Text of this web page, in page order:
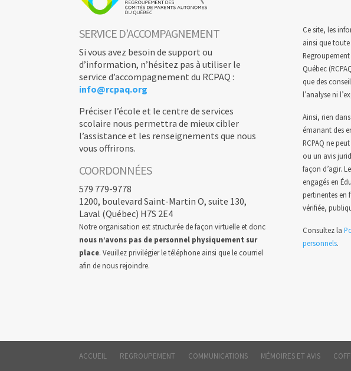
SERVICE D’ACCOMPAGNEMENT
Si vous avez besoin de support ou
d’information, n’hésitez pas à utiliser le
service d’accompagnement du RCPAQ :
info@rcpaq.org
Préciser l’école et le centre de services
scolaire nous permettra de mieux cibler
l’assistance et les renseignements que nous
vous offrirons.
COORDONNÉES
579 779-9778
1200, boulevard Saint-Martin O, suite 130,
Laval (Québec) H7S 2E4
Notre organisation est structurée de façon virtuelle et donc
nous n’avons pas de personnel physiquement sur
place. Veuillez privilégier le téléphone ainsi que le courriel
afin de nous rejoindre.
Ce site, les
ainsi que
Québec
que des
l’analyse ni
Ainsi, rien
émanant des
RCPAQ ne
ou un avis
façon d’agir.
engagés en
pertinentes en
vérifiée,
Consultez la
personnels.
ACCUEIL REGROUPEMENT COMMUNICATIONS MÉMOIRES ET AVIS